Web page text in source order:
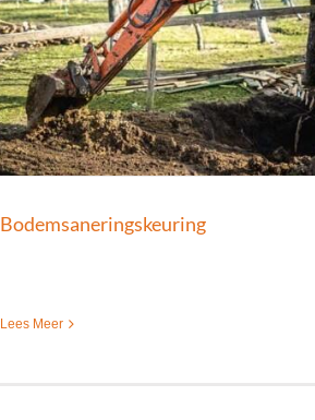
Bodemsaneringskeuring
Lees Meer